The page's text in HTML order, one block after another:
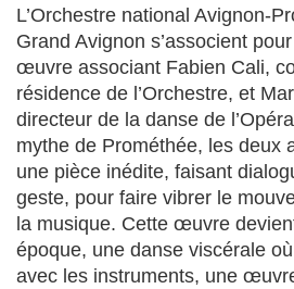
L’Orchestre national Avignon-
Grand Avignon s’associent
œuvre associant Fabien Cali,
résidence de l’Orchestre, et
directeur de la danse de
mythe de Prométhée, les deux
une pièce inédite, faisant
geste, pour faire vibrer le
la musique. Cette œuvre
époque, une danse viscérale
avec les instruments, une